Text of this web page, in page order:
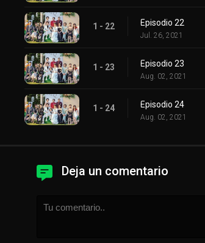
1 - 22 Episodio 22
Jul. 26, 2021
1 - 23 Episodio 23
Aug. 02, 2021
1 - 24 Episodio 24
Aug. 02, 2021
Deja un comentario